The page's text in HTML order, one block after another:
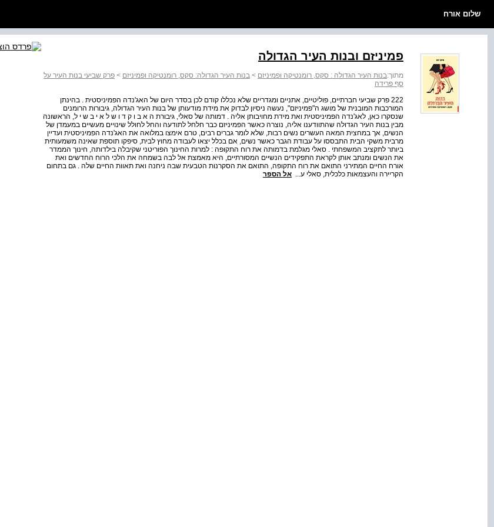
שלום אורח
פמיניזם ובנות העיר הגדולה
מתוך:בנות העיר הגדולה : סקס, רומנטיקה ופמיניזם > בנות העיר הגדולה: סקס, רומנטיקה ופמיניזם > פרק שביעי בנות העיר על
סף פרידה
222 פרק שביעי חברתיים, פוליטיים, אתניים ומגדריים שלא נכללו קודם לכן בסדר היום של האג'נדה הפמיניסטית . בהינתן
המורכבות המובנית של מושג ה"פמיניזם", נעשה ניסיון לבדוק את מידת מודעותן של בנות העיר הגדולה, גיבורות הרומנים
שנסקרו כאן, לאג'נדה הפמיניסטית ואת מידת מחויבותן אליה . דמותה של סאלי, גיבורת ה א ב ו ק ד ו ש ל א י ב ש י ל, הראשונה
מבין בנות העיר הגדולה שהתוודענו אליה, נוצרה כאשר הפמיניזם כבר חלחל לתודעה והחל לחולל שינויים מעשיים במעמדן של
הנשים, אך במחצית המאה העשרים נשים רבות, שלא לומר גברים רבים, טרם אימצו במלואה את האג'נדה הפמיניסטית ועדיין
מרבית משקי הבית התבססו על עבודת הגבר כאשר נשים, אם בכלל יצאו לעבודה מחוץ לבית, סיפקו תוספת שאינה משמעותית
ביותר לתקציב המשפחתי . סאלי מגלמת בדמותה את רוח התקופה : למרות החינוך הפוריטני שקיבלה בילדותה, חינוך הממדר
את הנשים ומנתב אותן לקראת התפקידים הנשיים המסורתיים, היא מאמצת אל לבה בשמחה את הלכי הרוח החדשים ואת
אורח החיים המתירני התואם את רוח התקופה, התואם את הסקרנות הטבעית שבה ניחנה ואת תאוות החיים שלה . גם בתחום
הקריירה והעצמאות כלכלית, סאלי ע... אל הספר